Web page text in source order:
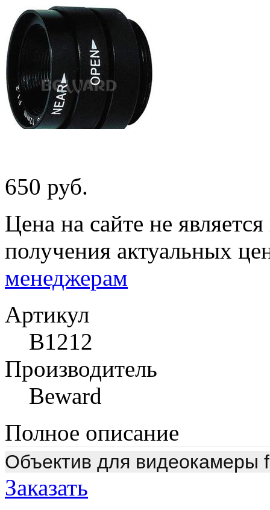
650 руб.
Цена на сайте не
получения актуальных
менеджерам
Артикул
B1212
Производитель
Beward
Полное описание
Объектив для видеокамеры
Заказать